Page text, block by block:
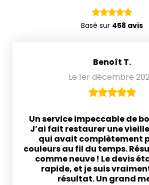
Basé sur 458 avis
Benoît T.
Le 1er décembre
Un service impeccable de
J’ai fait restaurer une
qui avait complètement
couleurs au fil du temps.
comme neuve ! Le devis
rapide, et je suis
résultat. Un grand